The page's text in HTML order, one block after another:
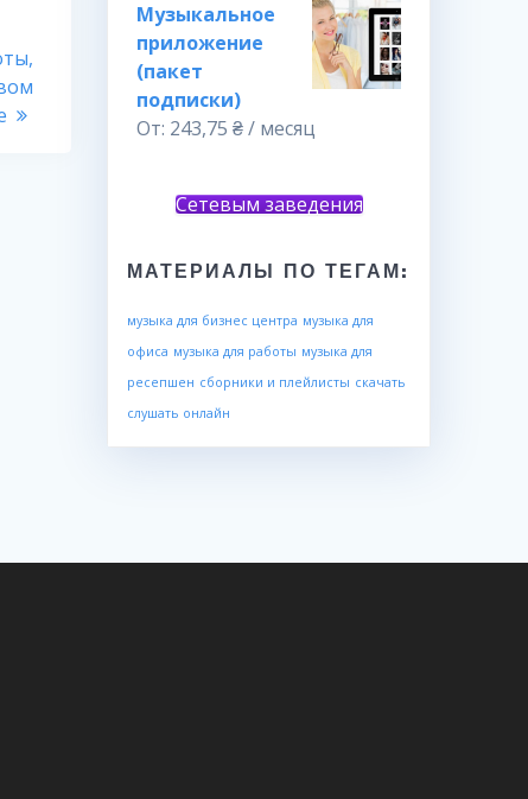
Музыкальное
приложение
(пакет
подписки)
От: 243,75₴/ месяц
Сетевым заведения
МАТЕРИАЛЫ ПО ТЕГАМ:
музыка для бизнес центра музыка для
офиса музыка для работы музыка для
ресепшен сборники и плейлисты скачать
слушать онлайн